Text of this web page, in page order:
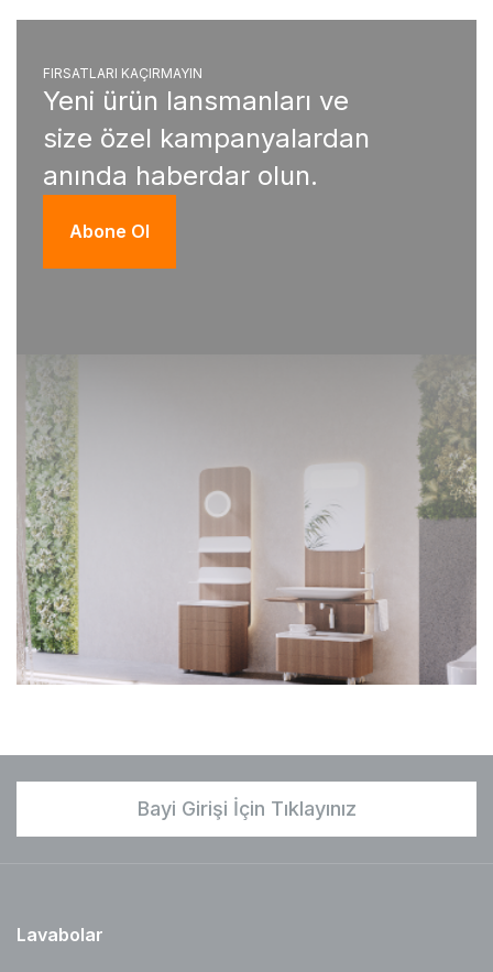
FIRSATLARI KAÇIRMAYIN
Yeni ürün lansmanları ve
size özel kampanyalardan
anında haberdar olun.
Abone Ol
Bayi Girişi İçin Tıklayınız
Lavabolar